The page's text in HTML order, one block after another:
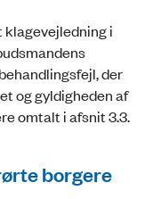
klagevejledning i
der
og gyldigheden af
omtalt i afsnit 3.3.
borgere